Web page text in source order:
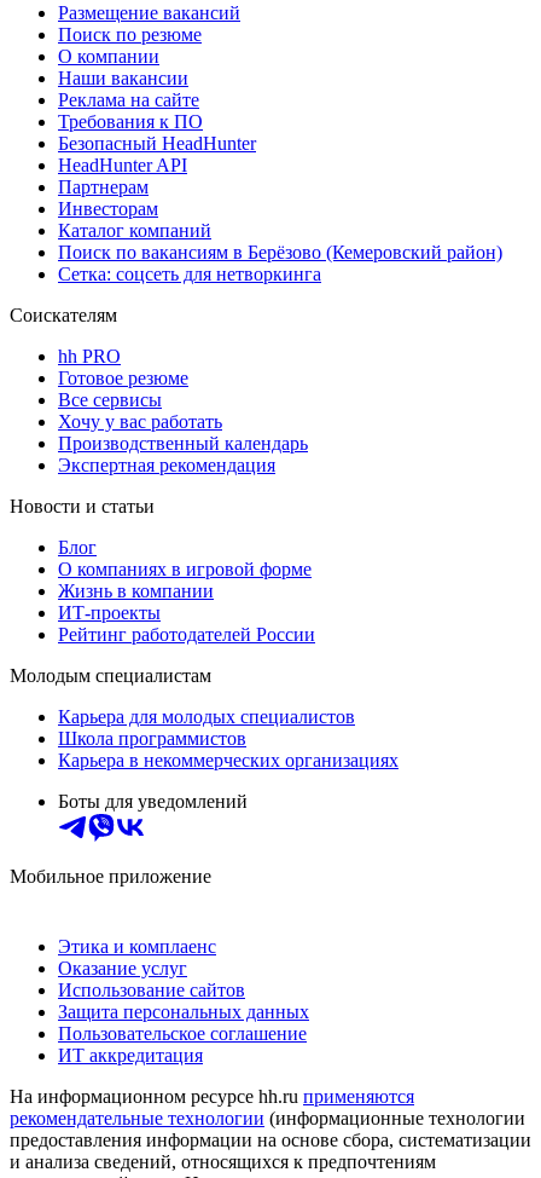
Размещение вакансий
Поиск по резюме
О компании
Наши вакансии
Реклама на сайте
Требования к ПО
Безопасный HeadHunter
HeadHunter API
Партнерам
Инвесторам
Каталог компаний
Поиск по вакансиям в Берёзово (Кемеровский район)
Сетка: соцсеть для нетворкинга
Соискателям
hh PRO
Готовое резюме
Все сервисы
Хочу у вас работать
Производственный календарь
Экспертная рекомендация
Новости и статьи
Блог
О компаниях в игровой форме
Жизнь в компании
ИТ-проекты
Рейтинг работодателей России
Молодым специалистам
Карьера для молодых специалистов
Школа программистов
Карьера в некоммерческих организациях
Боты для уведомлений
Мобильное приложение
Этика и комплаенс
Оказание услуг
Использование сайтов
Защита персональных данных
Пользовательское соглашение
ИТ аккредитация
На информационном ресурсе hh.ru применяются
рекомендательные технологии (информационные технологии
предоставления информации на основе сбора, систематизации
и анализа сведений, относящихся к предпочтениям